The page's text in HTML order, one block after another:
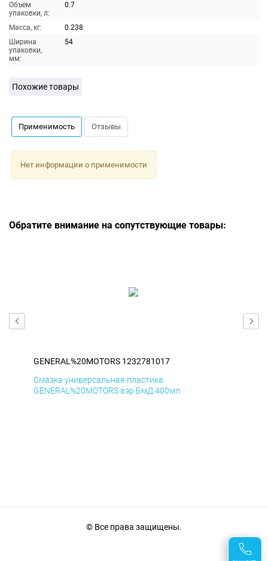
Объем
упаковки, л:
0.7
Масса, кг:
0.238
Ширина
упаковки,
мм:
54
Похожие товары
Применимость Отзывы
Нет информации о применимости
Обратите внимание на сопутствующие товары:
GENERAL%20MOTORS 1232781017
Смазка универсальная пластика
GENERAL%20MOTORS аэр БмД 400мл
© Все права защищены.